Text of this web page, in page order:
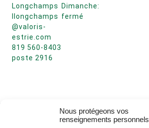
Nous protégeons vos
renseignements personnels
Longchamps
llongchamps
@valoris-
estrie.com
819 560-8403
poste 2916
Dimanche:
fermé